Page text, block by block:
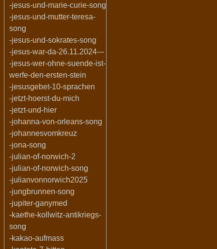
-jesus-und-marie-curie-song
-jesus-und-mutter-teresa-
song
-jesus-und-sokrates-song
-jesus-war-da-26.11.2024---
-jesus-wer-ohne-suende-ist-
werfe-den-ersten-stein
-jesusgebet-10-sprachen
-jetzt-hoerst-du-mich
-jetzt-und-hier
-johanna-von-orleans-song
-johannesvomkreuz
-jona-song
-julian-of-norwich-2
-julian-of-norwich-song
-julianvonnorwich2025
-jungbrunnen-song
-jupiter-ganymed
-kaethe-kollwitz-antikriegs-
song
-kakao-aufmass